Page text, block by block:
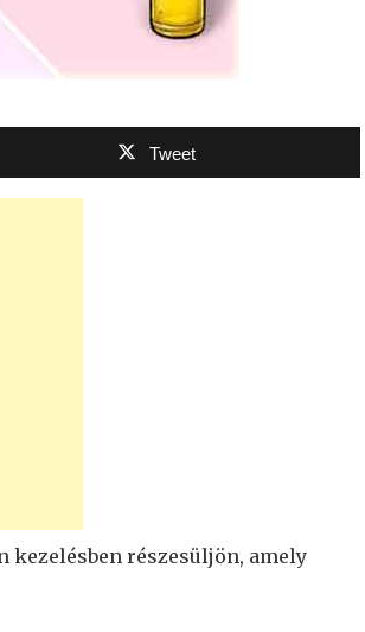
Tweet
kezelésben részesüljön, amely